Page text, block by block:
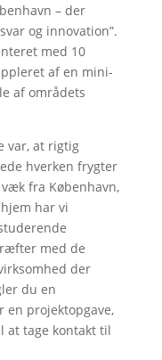
– der
og innovation”.
med 10
af en mini-
af områdets
var, at rigtig
hverken frygter
fra København,
har vi
med de
der
du en
en projektopgave,
at tage kontakt til